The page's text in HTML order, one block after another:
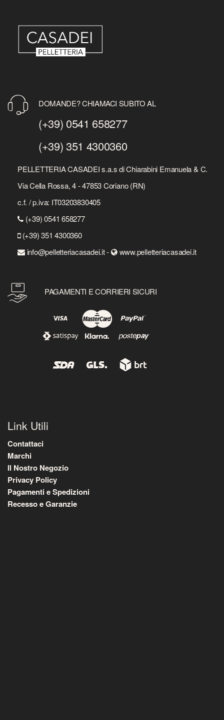
DOMANDE? CHIAMACI SUBITO AL
(+39) 0541 658277
(+39) 351 4300360
PELLETTERIA CASADEI s.a.s di Chiarabini Emanuela & C.
Via Cella Rossa, 4 - 47853 Coriano (RN)
c.f. / p.iva: IT03203830405
(+39) 0541 658277
(+39) 351 4300360
info@pelletteriacasadei.it -
www.pelletteriacasadei.it
PAGAMENTI E CORRIERI SICURI
Link Utili
Contattaci
Marchi
Il Nostro Negozio
Privacy Policy
Pagamenti e Spedizioni
Recesso e Garanzie